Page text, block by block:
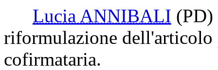
Lucia ANNIBALI (PD)
riformulazione
cofirmataria.